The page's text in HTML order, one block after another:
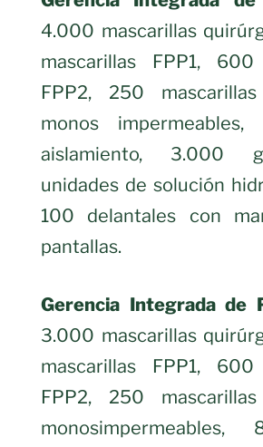
4.000 mascarillas
mascarillas FPP1, 600
FPP2, 250
monos
aislamiento, 3.000
unidades de solución
100 delantales con
pantallas.
Gerencia Integrada de
3.000 mascarillas
mascarillas FPP1, 600
FPP2, 250